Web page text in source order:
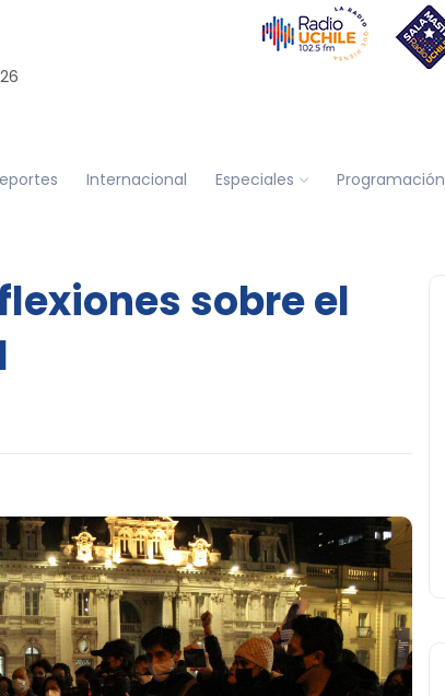
Internacional Especiales Programación
sobre el